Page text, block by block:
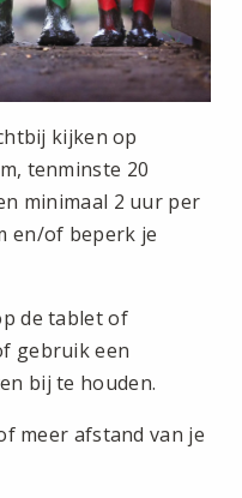
kijken op
tenminste 20
minimaal 2 uur per
en/of beperk je
de tablet of
gebruik een
bij te houden.
meer afstand van je